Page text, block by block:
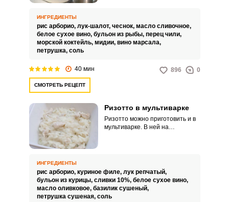
ИНГРЕДИЕНТЫ
рис арборио, лук-шалот, чеснок, масло сливочное,
белое сухое вино, бульон из рыбы, перец чили,
морской коктейль, мидии, вино марсала,
петрушка, соль
40 мин 896 0
СМОТРЕТЬ РЕЦЕПТ
Ризотто в мультиварке
Ризотто можно приготовить и в
мультиварке. В ней на
ИНГРЕДИЕНТЫ
рис арборио, куриное филе, лук репчатый,
бульон из курицы, сливки 10%, белое сухое вино,
масло оливковое, базилик сушеный,
петрушка сушеная, соль